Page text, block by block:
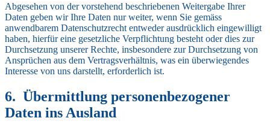
Abgesehen von der vorstehend beschriebenen Weitergabe Ihrer
Daten geben wir Ihre Daten nur weiter, wenn Sie gemäss
anwendbarem Datenschutzrecht entweder ausdrücklich eingewilligt
haben, hierfür eine gesetzliche Verpflichtung besteht oder dies zur
Durchsetzung unserer Rechte, insbesondere zur Durchsetzung von
Ansprüchen aus dem Vertragsverhältnis, was ein überwiegendes
Interesse von uns darstellt, erforderlich ist.
Übermittlung personenbezogener
Daten ins Ausland